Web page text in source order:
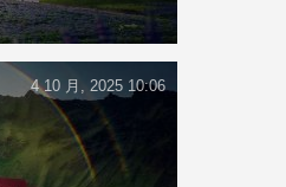
4 10 月, 2025 10:06